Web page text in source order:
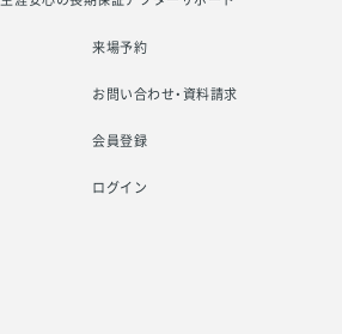
来場予約
お問い合わせ・資料請求
会員登録
ログイン